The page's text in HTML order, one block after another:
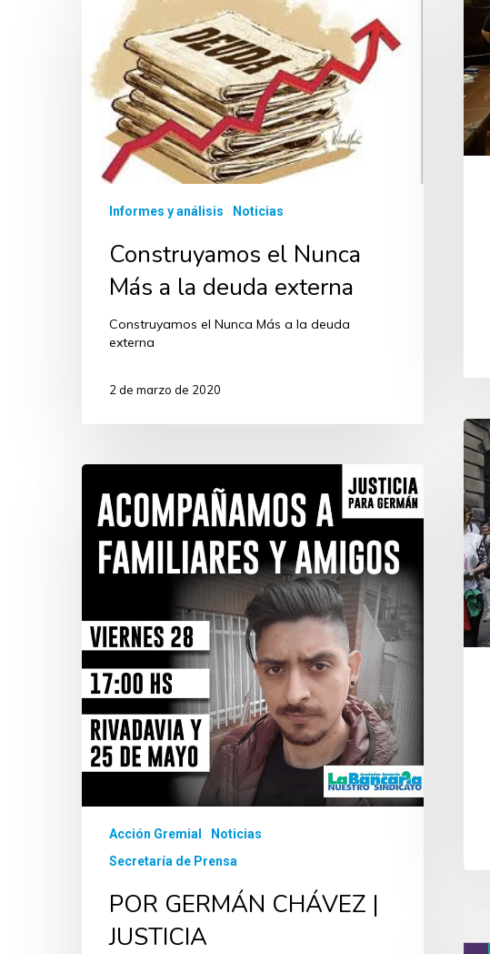
Informes y análisis Noticias
Construyamos el Nunca
Más a la deuda externa
Construyamos el Nunca Más a la deuda
externa
2 de marzo de 2020
Acción Gremial
Noticias
Secretaría de Prensa
POR GERMÁN CHÁVEZ |
JUSTICIA